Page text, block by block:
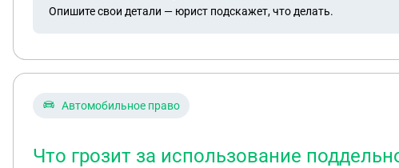
Опишите свои детали — юрист подскажет, что делать.
Автомобильное право
Что грозит за использование